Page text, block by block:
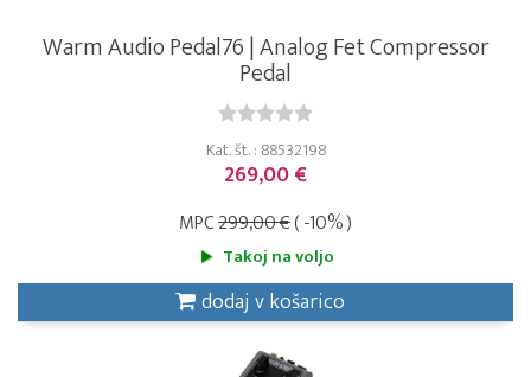
Warm Audio Pedal76 | Analog Fet Compressor
Pedal
Kat. št. : 88532198
269,00 €
MPC299,00 €( -10% )
Takoj na voljo
dodaj v košarico